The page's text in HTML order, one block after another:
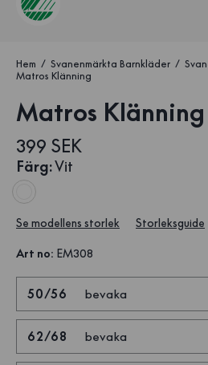
Hem Svanenmärkta Barnkläder
Matros Klänning
Matros Klänning
399 SEK
Färg:Vit
Se modellens storlek Storleksguide
Art no: EM308
50/56 bevaka
62/68 bevaka